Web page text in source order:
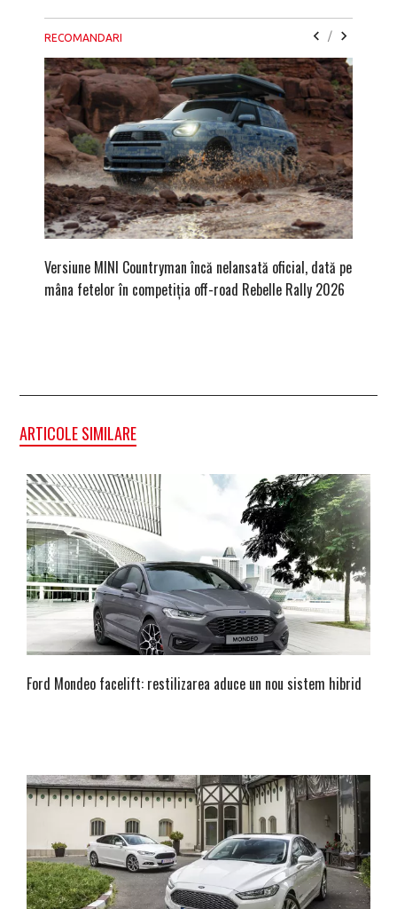
RECOMANDARI /
Versiune MINI Countryman încă nelansată oficial, dată pe
mâna fetelor în competiția off-road Rebelle Rally 2026
ARTICOLE SIMILARE
Ford Mondeo facelift: restilizarea aduce un nou sistem hibrid